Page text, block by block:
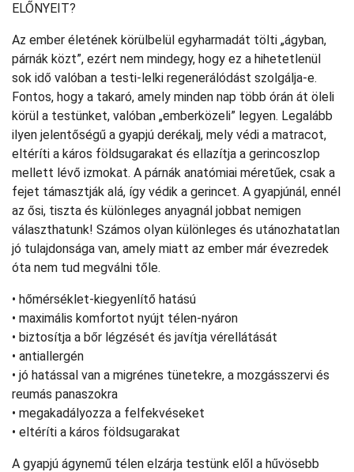
ELŐNYEIT?
Az ember életének körülbelül egyharmadát tölti „ágyban,
párnák közt”, ezért nem mindegy, hogy ez a hihetetlenül
sok idő valóban a testi-lelki regenerálódást szolgálja-e.
Fontos, hogy a takaró, amely minden nap több órán át öleli
körül a testünket, valóban „emberközeli” legyen. Legalább
ilyen jelentőségű a gyapjú derékalj, mely védi a matracot,
eltéríti a káros földsugarakat és ellazítja a gerincoszlop
mellett lévő izmokat. A párnák anatómiai méretűek, csak a
fejet támasztják alá, így védik a gerincet. A gyapjúnál, ennél
az ősi, tiszta és különleges anyagnál jobbat nemigen
választhatunk! Számos olyan különleges és utánozhatatlan
jó tulajdonsága van, amely miatt az ember már évezredek
óta nem tud megválni tőle.
• hőmérséklet-kiegyenlítő hatású
• maximális komfortot nyújt télen-nyáron
• biztosítja a bőr légzését és javítja vérellátását
• antiallergén
• jó hatással van a migrénes tünetekre, a mozgásszervi és
reumás panaszokra
• megakadályozza a felfekvéseket
• eltéríti a káros földsugarakat
A gyapjú ágynemű télen elzárja testünk elől a hűvösebb